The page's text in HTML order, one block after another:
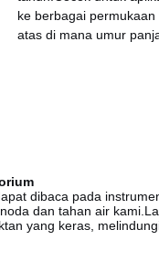
ke berbagai
atas di mana umur
dibaca pada
dan tahan air
yang keras,